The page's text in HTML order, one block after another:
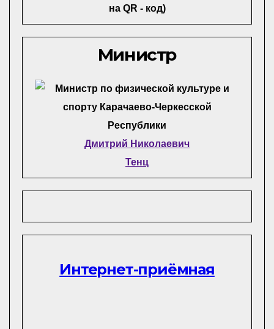
на QR - код)
Министр
Дмитрий Николаевич
Тенц
Интернет-приёмная